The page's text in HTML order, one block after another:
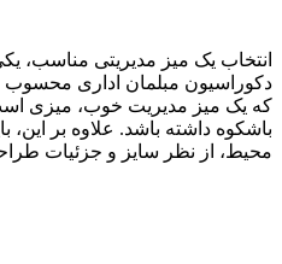
انتخاب یک میز مدیریتی مناسب،
دکوراسیون مبلمان اداری محسوب
که یک میز مدیریت خوب، میزی
باشکوه داشته باشد. علاوه بر این،
محیط، از نظر سایز و جزئیات